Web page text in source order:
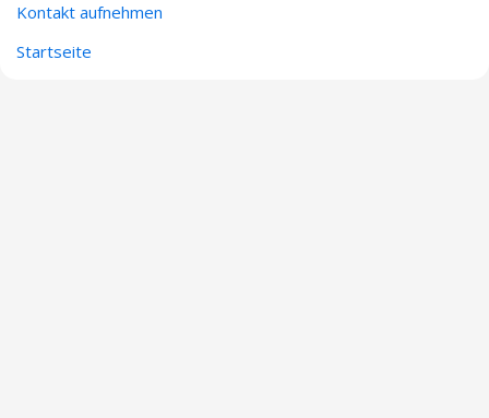
Kontakt aufnehmen
Startseite